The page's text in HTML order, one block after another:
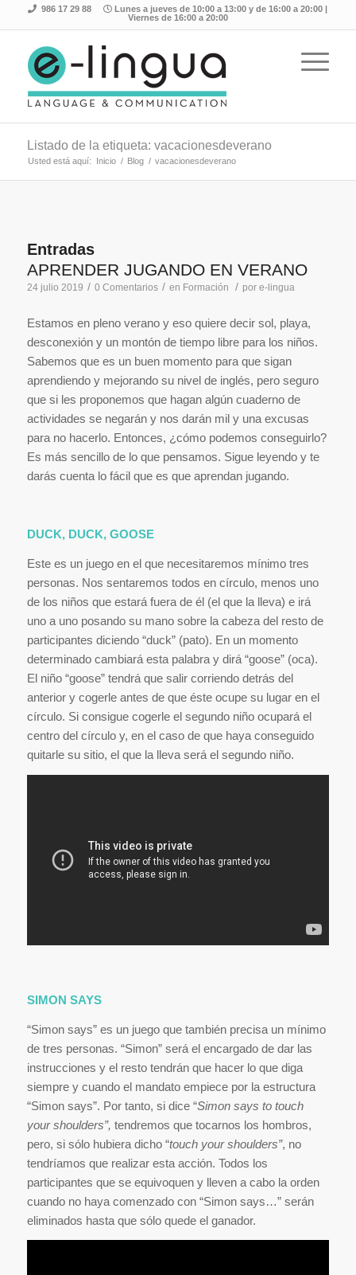
986 17 29 88
Lunes a jueves de 10:00 a 13:00 y de 16:00 a 20:00 |
Viernes de 16:00 a 20:00
Listado de la etiqueta: vacacionesdeverano
Usted está aquí: Inicio / Blog / vacacionesdeverano
Entradas
APRENDER JUGANDO EN VERANO
24 julio 2019 / 0 Comentarios / en Formación / por e-lingua
Estamos en pleno verano y eso quiere decir sol, playa,
desconexión y un montón de tiempo libre para los niños.
Sabemos que es un buen momento para que sigan
aprendiendo y mejorando su nivel de inglés, pero seguro
que si les proponemos que hagan algún cuaderno de
actividades se negarán y nos darán mil y una excusas
para no hacerlo. Entonces, ¿cómo podemos conseguirlo?
Es más sencillo de lo que pensamos. Sigue leyendo y te
darás cuenta lo fácil que es que aprendan jugando.
DUCK, DUCK, GOOSE
Este es un juego en el que necesitaremos mínimo tres
personas. Nos sentaremos todos en círculo, menos uno
de los niños que estará fuera de él (el que la lleva) e irá
uno a uno posando su mano sobre la cabeza del resto de
participantes diciendo “duck” (pato). En un momento
determinado cambiará esta palabra y dirá “goose” (oca).
El niño “goose” tendrá que salir corriendo detrás del
anterior y cogerle antes de que éste ocupe su lugar en el
círculo. Si consigue cogerle el segundo niño ocupará el
centro del círculo y, en el caso de que haya conseguido
quitarle su sitio, el que la lleva será el segundo niño.
SIMON SAYS
“Simon says” es un juego que también precisa un mínimo
de tres personas. “Simon” será el encargado de dar las
instrucciones y el resto tendrán que hacer lo que diga
siempre y cuando el mandato empiece por la estructura
“Simon says”. Por tanto, si dice “Simon says to touch
your shoulders”, tendremos que tocarnos los hombros,
pero, si sólo hubiera dicho “touch your shoulders”, no
tendríamos que realizar esta acción. Todos los
participantes que se equivoquen y lleven a cabo la orden
cuando no haya comenzado con “Simon says…” serán
eliminados hasta que sólo quede el ganador.